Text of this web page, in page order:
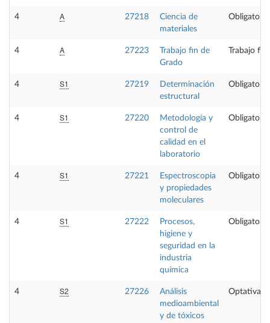
4 A 27218
Ciencia de
materiales
Obligatoria
4 A 27223
Trabajo fin de
Grado
Trabajo
4 S1 27219
Determinación
estructural
Obligatoria
4 S1 27220
Metodología y
control de
calidad en el
laboratorio
Obligatoria
4 S1 27221
Espectroscopia
y propiedades
moleculares
Obligatoria
4 S1 27222
Procesos,
higiene y
seguridad en la
industria
química
Obligatoria
4 S2 27226
Análisis
medioambiental
y de tóxicos
Optativa